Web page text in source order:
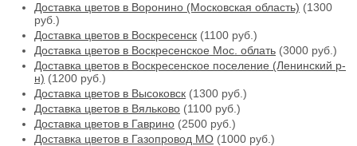
Доставка цветов в Воронино (Московская область) (1300
руб.)
Доставка цветов в Воскресенск (1100 руб.)
Доставка цветов в Воскресенское Мос. облать (3000 руб.)
Доставка цветов в Воскресенское поселение (Ленинский р-
н) (1200 руб.)
Доставка цветов в Высоковск (1300 руб.)
Доставка цветов в Вяльково (1100 руб.)
Доставка цветов в Гаврино (2500 руб.)
Доставка цветов в Газопровод МО (1000 руб.)